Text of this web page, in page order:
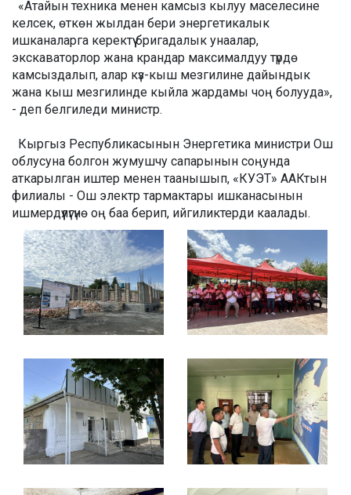
«Атайын техника менен камсыз кылуу маселесине
келсек, өткөн жылдан бери энергетикалык
ишканаларга керектүү бригадалык унаалар,
экскаваторлор жана крандар максималдуу түрдө
камсыздалып, алар күз-кыш мезгилине дайындык
жана кыш мезгилинде кыйла жардамы чоң болууда»,
- деп белгиледи министр.
Кыргыз Республикасынын Энергетика министри Ош
облусуна болгон жумушчу сапарынын соңунда
аткарылган иштер менен таанышып, «КУЭТ» ААКтын
филиалы - Ош электр тармактары ишканасынын
ишмердүүлүгүнө оң баа берип, ийгиликтерди каалады.